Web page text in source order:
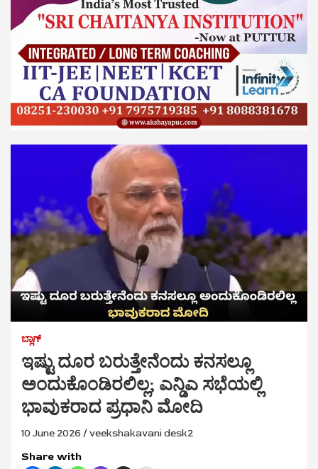
ಬ್ಲಾಗ್
ಇಷ್ಟು ದೂರ ಬರುತ್ತೇನೆಂದು ಕನಸಲ್ಲೂ
ಅಂದುಕೊಂಡಿರಲಿಲ್ಲ; ಎನ್ಡಿಎ ಸಭೆಯಲ್ಲಿ
ಭಾವುಕರಾದ ಪ್ರಧಾನಿ ಮೋದಿ
10 June 2026 veekshakavani desk2
Share with